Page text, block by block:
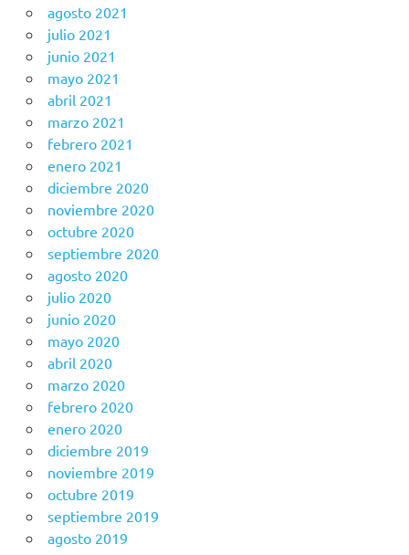
agosto 2021
julio 2021
junio 2021
mayo 2021
abril 2021
marzo 2021
febrero 2021
enero 2021
diciembre 2020
noviembre 2020
octubre 2020
septiembre 2020
agosto 2020
julio 2020
junio 2020
mayo 2020
abril 2020
marzo 2020
febrero 2020
enero 2020
diciembre 2019
noviembre 2019
octubre 2019
septiembre 2019
agosto 2019